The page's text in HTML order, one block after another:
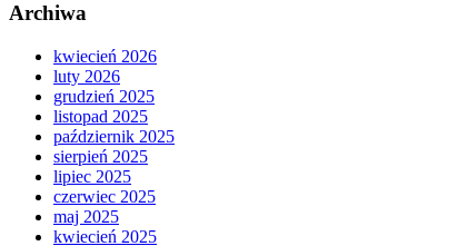
Archiwa
kwiecień 2026
luty 2026
grudzień 2025
listopad 2025
październik 2025
sierpień 2025
lipiec 2025
czerwiec 2025
maj 2025
kwiecień 2025